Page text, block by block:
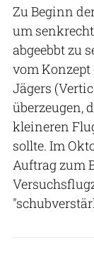
Zu Beginn
um
abgeebbt zu
vom
Jägers
überzeugen,
kleineren
sollte. Im
Auftrag zum